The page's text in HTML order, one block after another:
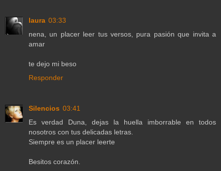
laura 03:33
nena, un placer leer tus versos, pura pasión que invita a
amar
te dejo mi beso
Responder
Silencios 03:41
Es verdad Duna, dejas la huella imborrable en todos
nosotros con tus delicadas letras.
Siempre es un placer leerte
Besitos corazón.